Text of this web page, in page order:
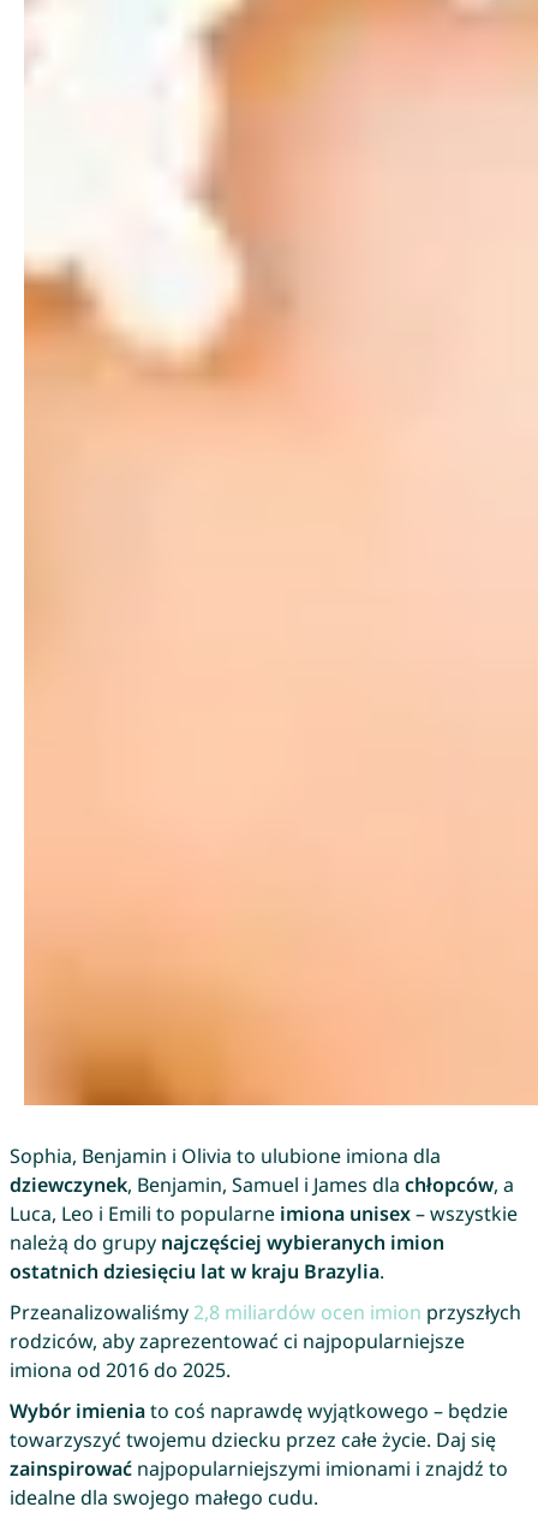
Sophia, Benjamin i Olivia to ulubione imiona dla
dziewczynek, Benjamin, Samuel i James dla chłopców, a
Luca, Leo i Emili to popularne imiona unisex– wszystkie
należą do grupy najczęściej wybieranych imion
ostatnich dziesięciu lat w kraju Brazylia.
Przeanalizowaliśmy2,8 miliardów ocen imion przyszłych
rodziców, aby zaprezentować ci najpopularniejsze
imiona od 2016 do 2025.
Wybór imieniato coś naprawdę wyjątkowego – będzie
towarzyszyć twojemu dziecku przez całe życie. Daj się
zainspirowaćnajpopularniejszymi imionami i znajdź to
idealne dla swojego małego cudu.